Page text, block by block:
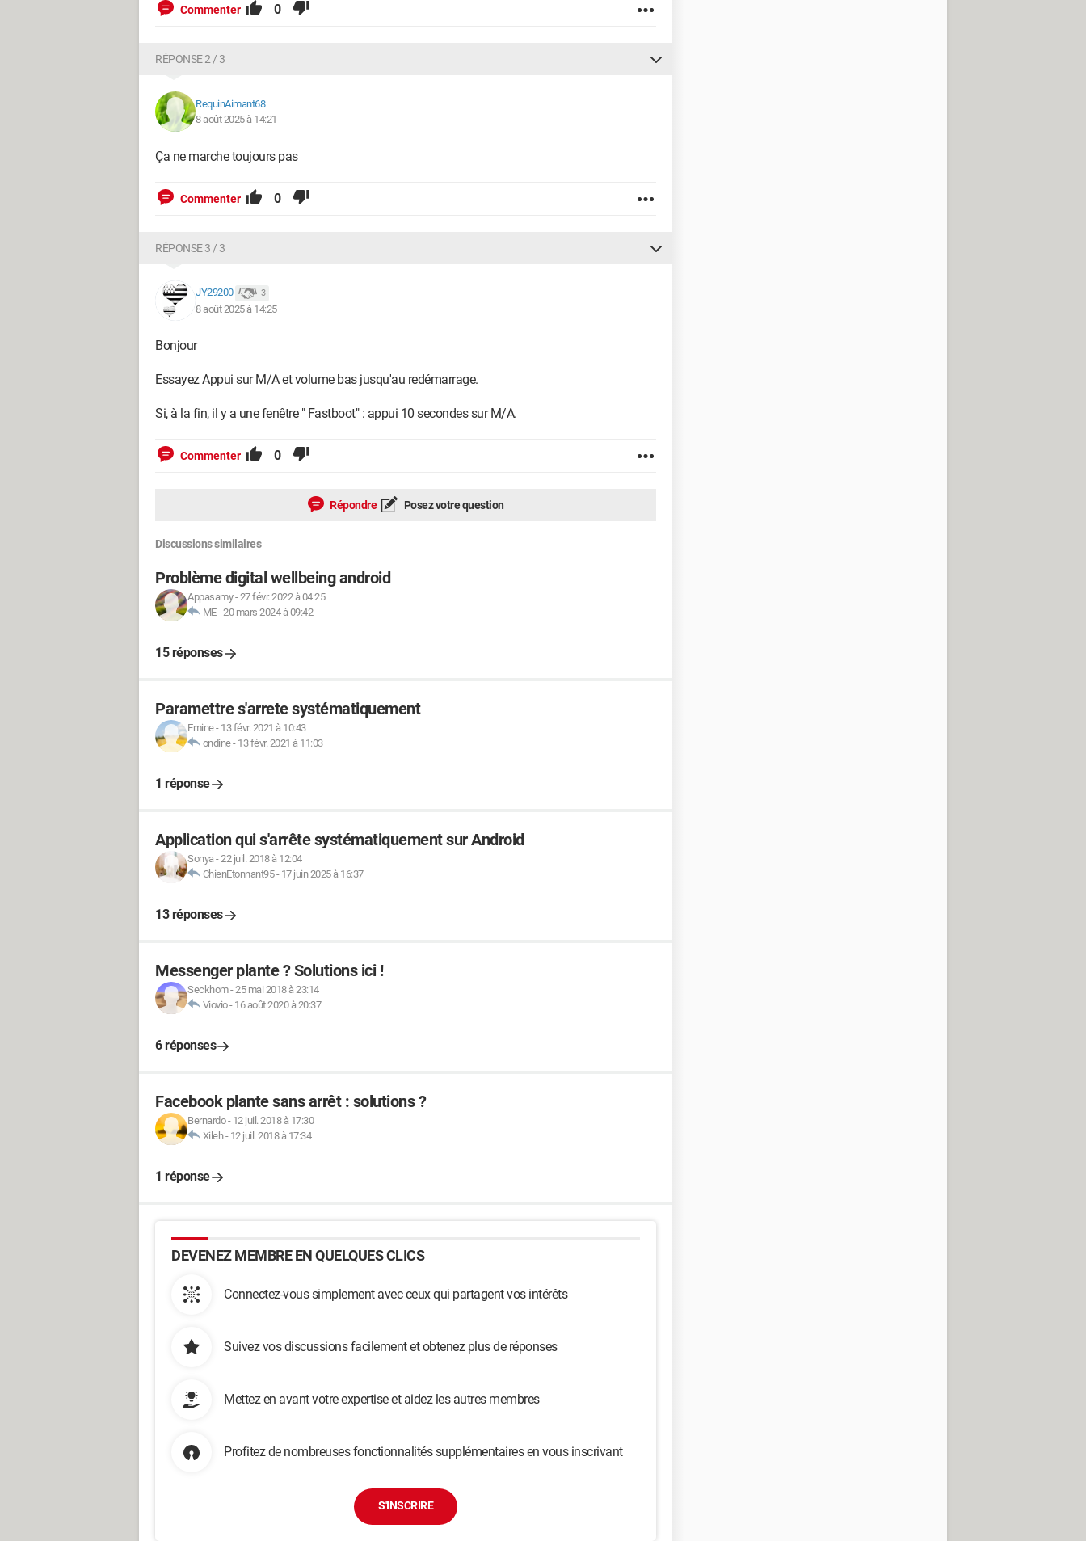
Commenter 0
RÉPONSE 2 / 3
RequinAimant68
8 août 2025 à 14:21
Ça ne marche toujours pas
Commenter 0
RÉPONSE 3 / 3
JY29200 3
8 août 2025 à 14:25
Bonjour
Essayez Appui sur M/A et volume bas jusqu'au redémarrage.
Si, à la fin, il y a une fenêtre " Fastboot" : appui 10 secondes sur M/A.
Commenter 0
Répondre Posez votre question
Discussions similaires
Problème digital wellbeing android
Appasamy-27 févr. 2022 à 04:25
ME-20 mars 2024 à 09:42
15 réponses
Paramettre s'arrete systématiquement
Emine- 13 févr. 2021 à 10:43
ondine- 13 févr. 2021 à 11:03
1 réponse
Application qui s'arrête systématiquement sur Android
Sonya-22 juil. 2018 à 12:04
ChienEtonnant95- 17 juin 2025 à 16:37
13 réponses
Messenger plante ? Solutions ici !
Seckhom-25 mai 2018 à 23:14
Viovio- 16 août 2020 à 20:37
6 réponses
Facebook plante sans arrêt : solutions ?
Bernardo- 12 juil. 2018 à 17:30
Xileh- 12 juil. 2018 à 17:34
1 réponse
DEVENEZ MEMBRE EN QUELQUES CLICS
Connectez-vous simplement avec ceux qui partagent vos intérêts
Suivez vos discussions facilement et obtenez plus de réponses
Mettez en avant votre expertise et aidez les autres membres
Profitez de nombreuses fonctionnalités supplémentaires en vous inscrivant
S'INSCRIRE